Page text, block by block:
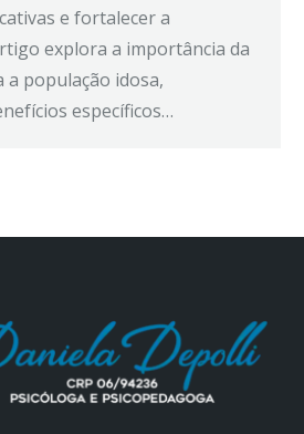
e fortalecer a
explora a importância da
população idosa,
específicos…